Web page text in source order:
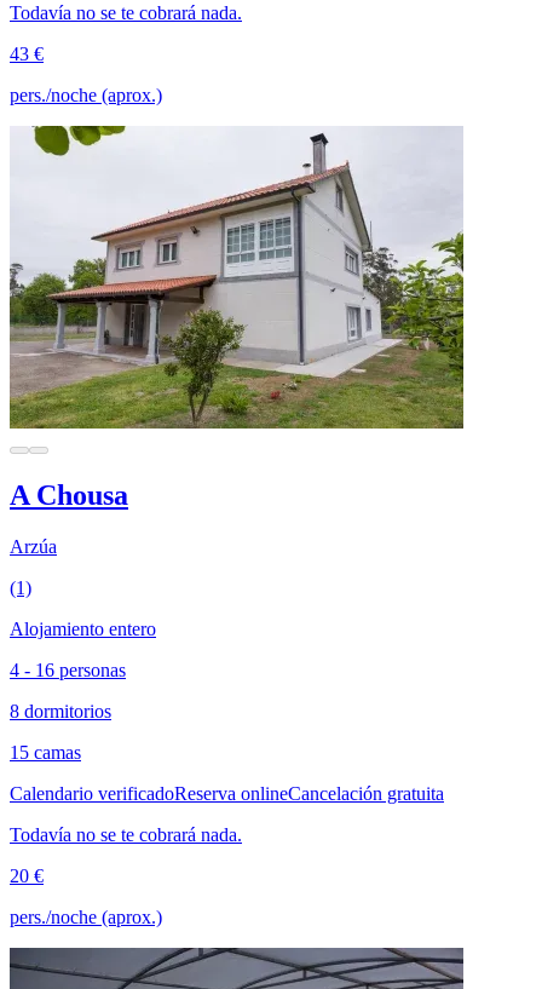
Todavía no se te cobrará nada.
43 €
pers./noche (aprox.)
A Chousa
Arzúa
(1)
Alojamiento entero
4 - 16 personas
8 dormitorios
15 camas
Calendario verificadoReserva onlineCancelación gratuita
Todavía no se te cobrará nada.
20 €
pers./noche (aprox.)